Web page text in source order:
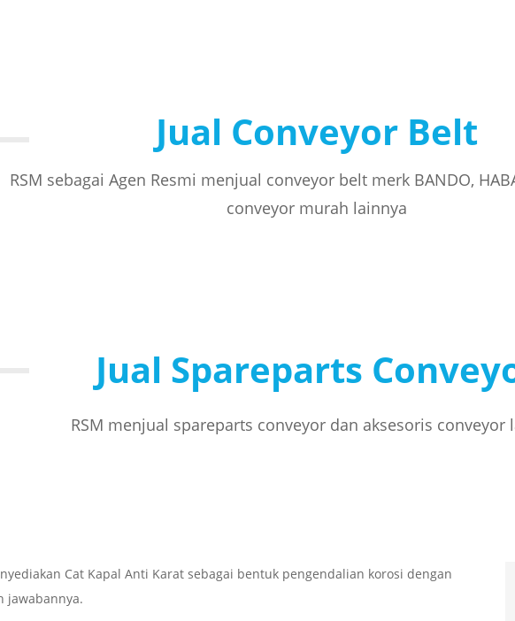
Jual Conveyor Belt
RSM sebagai Agen Resmi menjual conveyor belt merk BANDO,
conveyor murah lainnya
Jual Spareparts
RSM menjual spareparts conveyor dan aksesoris conveyor
Cat Kapal Anti Karat sebagai bentuk pengendalian korosi dengan
jawabannya.